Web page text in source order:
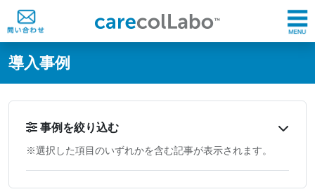
@ -0,0 +1,60 @@
導入事例
事例を絞り込む
※選択した項目のいずれかを含む記事が表示されます。